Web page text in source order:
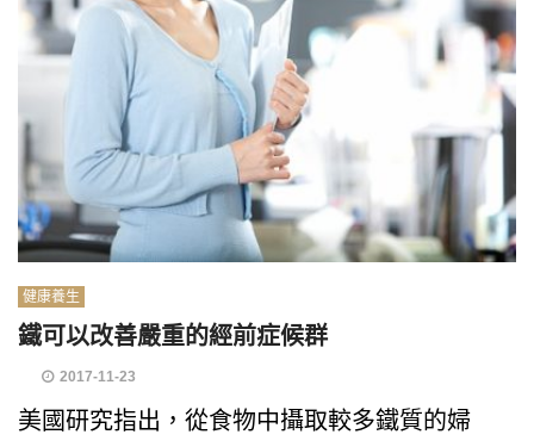
健康養生
鐵可以改善嚴重的經前症候群
2017-11-23
美國研究指出，從食物中攝取較多鐵質的婦